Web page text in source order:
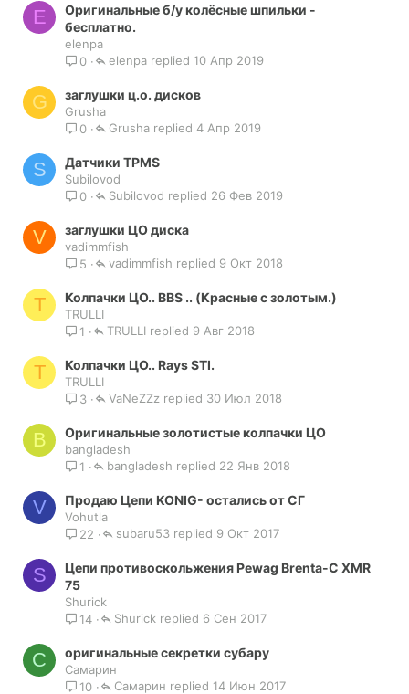
E
Оригинальные б/у колёсные шпильки -
бесплатно.
elenpa
0
10 Апр 2019
elenpa
G заглушки ц.о. дисков
Grusha
0
4 Апр 2019
Grusha
S Датчики TPMS
Subilovod
0
26 Фев 2019
Subilovod
V заглушки ЦО диска
vadimmfish
5
9 Окт 2018
vadimmfish
T Колпачки ЦО.. BBS .. (Красные с золотым.)
TRULLI
1
9 Авг 2018
TRULLI
T Колпачки ЦО.. Rays STI.
TRULLI
3
30 Июл 2018
VaNeZZz
B Оригинальные золотистые колпачки ЦО
bangladesh
1
22 Янв 2018
bangladesh
V Продаю Цепи KONIG- остались от СГ
Vohutla
22
9 Окт 2017
subaru53
S
Цепи противоскольжения Pewag Brenta-C XMR
75
Shurick
14
6 Сен 2017
Shurick
С оригинальные секретки субару
Самарин
10
14 Июн 2017
Самарин